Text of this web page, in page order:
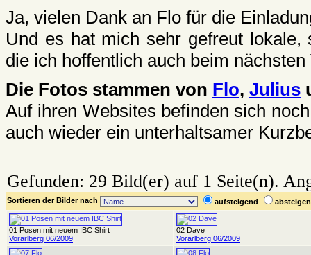
Ja, vielen Dank an Flo für die
Und es hat mich sehr gefreut lokale,
die ich hoffentlich auch beim
Die Fotos stammen von Flo, Julius
Auf ihren Websites befinden sich
auch wieder ein unterhaltsamer
Gefunden: 29 Bild(er) auf 1 Seite(n).
Sortieren der Bilder nach aufsteigend
01 Posen mit neuem IBC Shirt
Vorarlberg 06/2009
02 Dave
Vorarlberg 06/2009